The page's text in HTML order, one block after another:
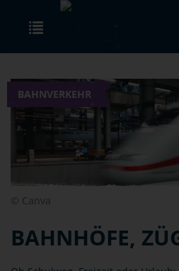
Skip to main content
BAHNVERKEHR
© Canva
BAHNHÖFE,